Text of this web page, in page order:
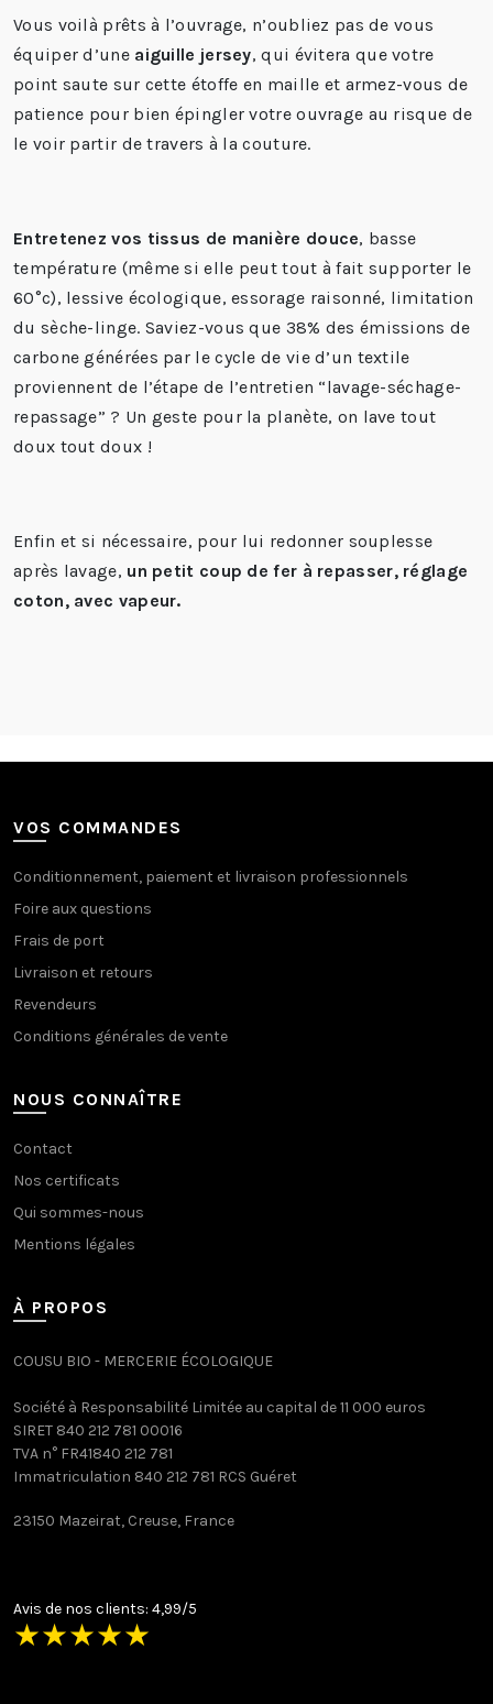
Vous voilà prêts à l’ouvrage, n’oubliez pas de vous
équiper d’une aiguille jersey, qui évitera que votre
point saute sur cette étoffe en maille et armez-vous de
patience pour bien épingler votre ouvrage au risque de
le voir partir de travers à la couture.
Entretenez vos tissus de manière douce, basse
température (même si elle peut tout à fait supporter le
60°c), lessive écologique, essorage raisonné, limitation
du sèche-linge. Saviez-vous que 38% des émissions de
carbone générées par le cycle de vie d’un textile
proviennent de l’étape de l’entretien “lavage-séchage-
repassage” ? Un geste pour la planète, on lave tout
doux tout doux !
Enfin et si nécessaire, pour lui redonner souplesse
après lavage, un petit coup de fer à repasser, réglage
coton, avec vapeur.
VOS COMMANDES
Conditionnement, paiement et livraison professionnels
Foire aux questions
Frais de port
Livraison et retours
Revendeurs
Conditions générales de vente
NOUS CONNAÎTRE
Contact
Nos certificats
Qui sommes-nous
Mentions légales
À PROPOS
COUSU BIO - MERCERIE ÉCOLOGIQUE
Société à Responsabilité Limitée au capital de 11 000 euros
SIRET 840 212 781 00016
TVA n° FR41840 212 781
Immatriculation 840 212 781 RCS Guéret
23150 Mazeirat, Creuse, France
Avis de nos clients: 4,99/5
★★★★★